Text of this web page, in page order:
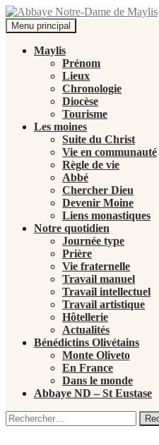
Abbaye Notre-
Recherche
Menu principal
au
Maylis
Prénom
Lieux
Chronologie
Diocèse
Tourisme
Les moines
Suite du Christ
Vie en communauté
Règle de vie
Abbé
Chercher Dieu
Devenir Moine
Liens monastiques
Notre quotidien
Journée type
Prière
Vie fraternelle
Travail manuel
Travail intellectuel
Travail artistique
Hôtellerie
Actualités
Bénédictins Olivétains
Monte Oliveto
En France
Dans le monde
Abbaye ND – St Eustase
Rechercher :